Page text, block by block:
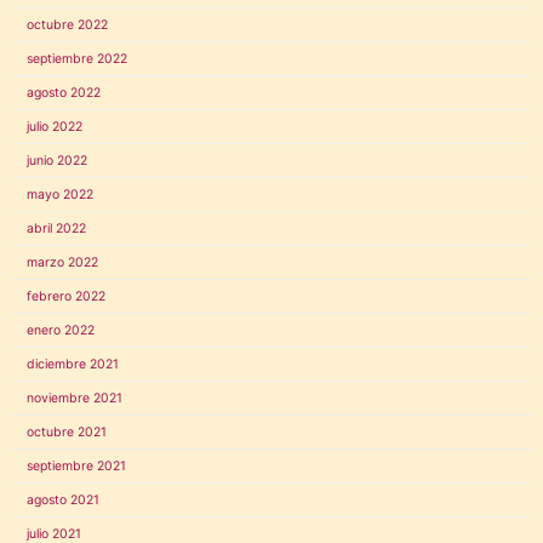
octubre 2022
septiembre 2022
agosto 2022
julio 2022
junio 2022
mayo 2022
abril 2022
marzo 2022
febrero 2022
enero 2022
diciembre 2021
noviembre 2021
octubre 2021
septiembre 2021
agosto 2021
julio 2021